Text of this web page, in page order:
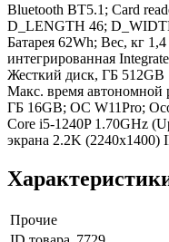
Bluetooth BT5.1; Card
D_LENGTH 46;
Батарея 62Wh; Вес, кг
интегрированная
Жесткий диск, ГБ 512GB
Макс. время автономной
ГБ 16GB; ОС W11Pro;
Core i5-1240P 1.70GHz
экрана 2.2K
Прочие